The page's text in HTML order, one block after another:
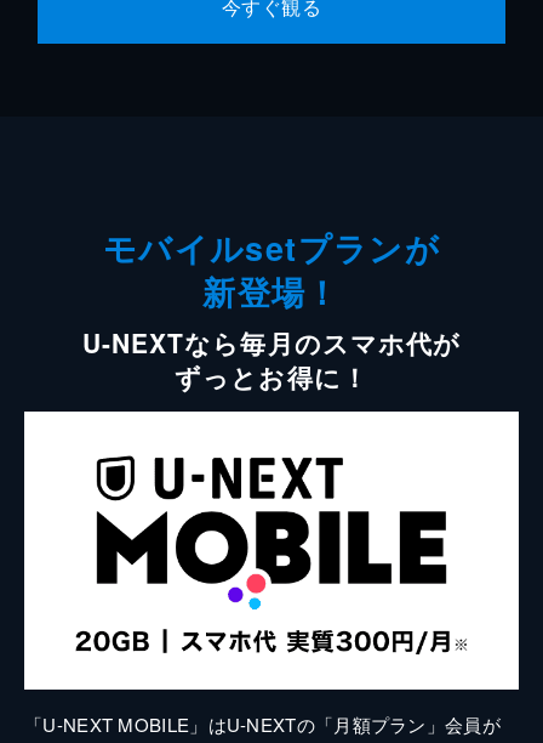
今すぐ観る
モバイルsetプランが
新登場！
U-NEXTなら毎月のスマホ代が
ずっとお得に！
「U-NEXT MOBILE」はU-NEXTの「月額プラン」会員が